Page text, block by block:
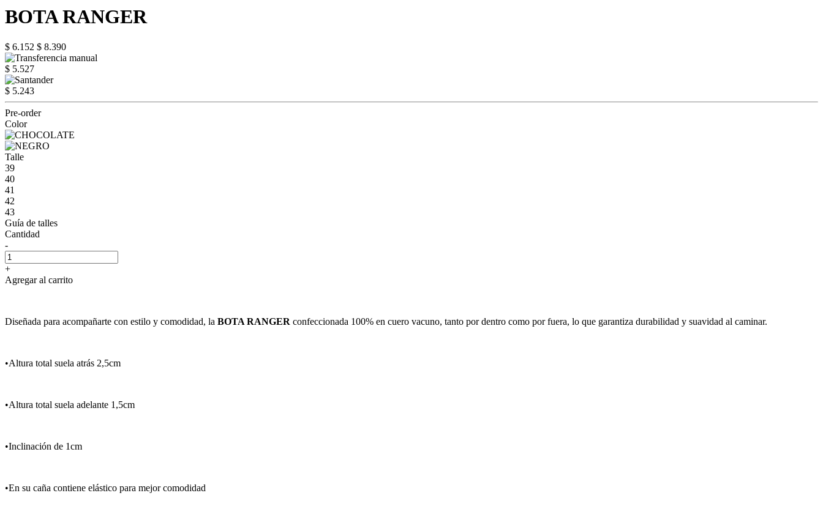
BOTA RANGER
$ 6.152 $ 8.390
$ 5.527
$ 5.243
Pre-order
Color
Talle
39
40
41
42
43
Guía de talles
Cantidad
-
+
Agregar al carrito
Diseñada para acompañarte con estilo y comodidad, la BOTA RANGER confeccionada 100% en cuero vacuno, tanto por dentro como por fuera, lo que garantiza durabilidad y suavidad al caminar.
•Altura total suela atrás 2,5cm
•Altura total suela adelante 1,5cm
•Inclinación de 1cm
•En su caña contiene elástico para mejor comodidad